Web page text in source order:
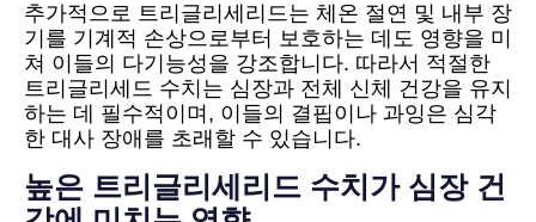
추가적으로 트리글리세리드는 체온 절연 및 내부 장
기를 기계적 손상으로부터 보호하는 데도 영향을 미
쳐 이들의 다기능성을 강조합니다. 따라서 적절한
트리글리세드 수치는 심장과 전체 신체 건강을 유지
하는 데 필수적이며, 이들의 결핍이나 과잉은 심각
한 대사 장애를 초래할 수 있습니다.
높은 트리글리세리드 수치가 심장 건